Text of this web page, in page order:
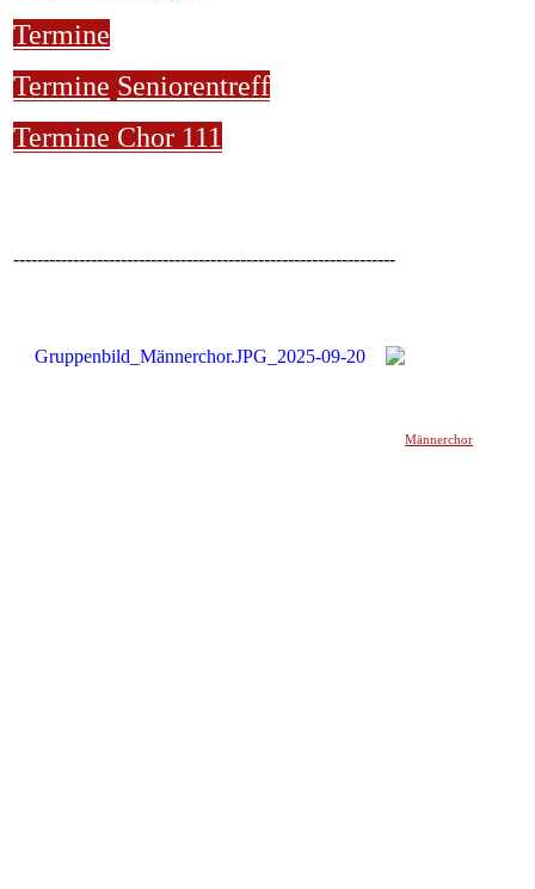
Termine
Termine Seniorentreff
Termine Chor 111
----------------------------------------------------------------
Männerchor